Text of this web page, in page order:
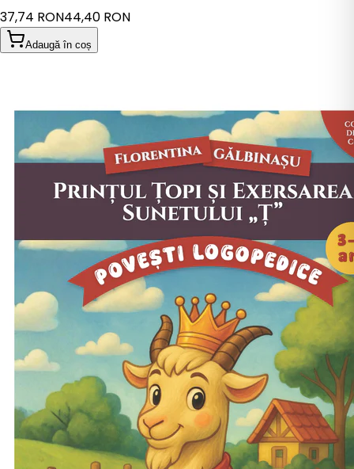
37,74 RON44,40 RON
Adaugă în coș